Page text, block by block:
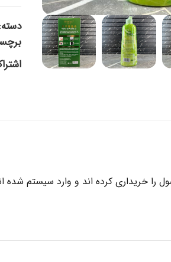
دسته:
خریداری کرده اند و وارد سیستم شده